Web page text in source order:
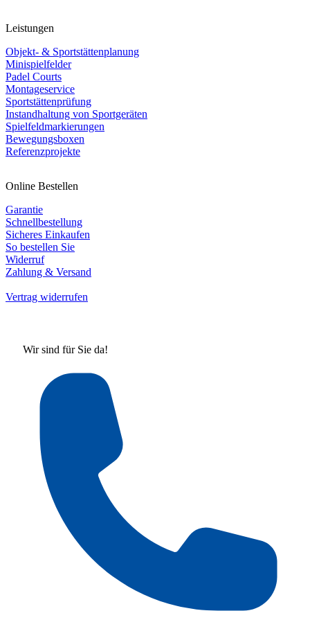
Leistungen
Objekt- & Sportstättenplanung
Minispielfelder
Padel Courts
Montageservice
Sportstättenprüfung
Instandhaltung von Sportgeräten
Spielfeldmarkierungen
Bewegungsboxen
Referenzprojekte
Online Bestellen
Garantie
Schnellbestellung
Sicheres Einkaufen
So bestellen Sie
Widerruf
Zahlung & Versand
Vertrag widerrufen
Wir sind für Sie da!